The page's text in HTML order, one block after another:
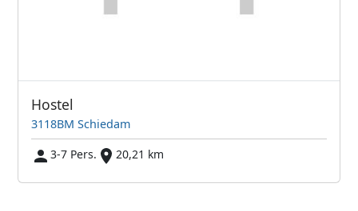
Hostel
3118BM Schiedam
3-7 Pers.
20,21 km